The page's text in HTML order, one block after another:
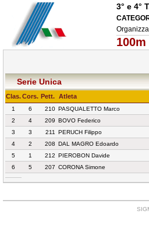
3° e 4°
100m
Serie Unica
Clas.Cors. Pett. Atleta
1 6 210 PASQUALETTO Marco
2
4 209 BOVO Federico
3
3 211 PERUCH Filippo
4
2 208 DAL MAGRO Edoardo
5
1 212 PIEROBON Davide
6
5 207 CORONA Simone